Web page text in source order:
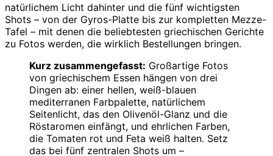
natürlichem Licht dahinter und die fünf wichtigsten
Shots – von der Gyros-Platte bis zur kompletten Mezze-
Tafel – mit denen die beliebtesten griechischen Gerichte
zu Fotos werden, die wirklich Bestellungen bringen.
Kurz zusammengefasst: Großartige Fotos
von griechischem Essen hängen von drei
Dingen ab: einer hellen, weiß-blauen
mediterranen Farbpalette, natürlichem
Seitenlicht, das den Olivenöl-Glanz und die
Röstaromen einfängt, und ehrlichen Farben,
die Tomaten rot und Feta weiß halten. Setz
das bei fünf zentralen Shots um –